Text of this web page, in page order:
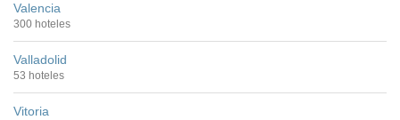
Valencia
300 hoteles
Valladolid
53 hoteles
Vitoria